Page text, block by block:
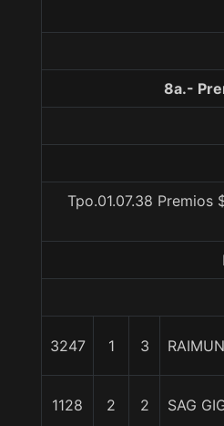
8a.-
Tpo.01.07.38
3247 1 3
1128 2 2 SAG